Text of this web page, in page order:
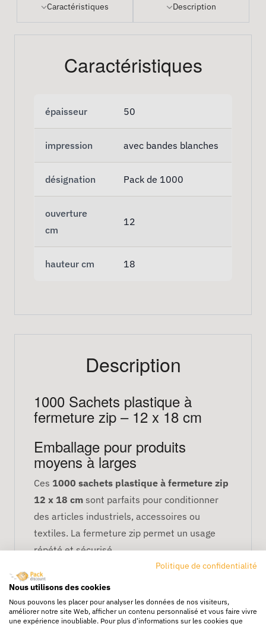
Caractéristiques Description
Caractéristiques
épaisseur 50
impression avec bandes blanches
désignation Pack de 1000
ouverture
cm
12
hauteur cm 18
Description
1000 Sachets plastique à
fermeture zip – 12 x 18 cm
Emballage pour produits
moyens à larges
Ces 1000 sachets plastique à fermeture zip
12 x 18 cm sont parfaits pour conditionner
des articles industriels, accessoires ou
textiles. La fermeture zip permet un usage
répété et sécurisé.
Protection efficace
la poussière et impuretés,
Politique de confidentialité
Nous utilisons des cookies
Nous pouvons les placer pour analyser les données de nos visiteurs,
améliorer notre site Web, afficher un contenu personnalisé et vous faire vivre
une expérience inoubliable. Pour plus d'informations sur les cookies que